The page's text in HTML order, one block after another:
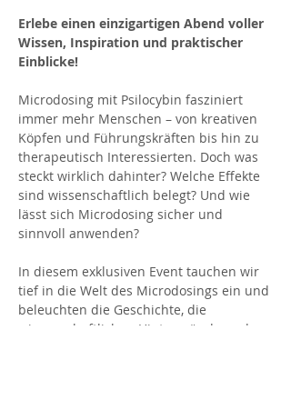
Erlebe einen einzigartigen Abend voller
Wissen, Inspiration und praktischer
Einblicke!
Microdosing mit Psilocybin fasziniert
immer mehr Menschen – von kreativen
Köpfen und Führungskräften bis hin zu
therapeutisch Interessierten. Doch was
steckt wirklich dahinter? Welche Effekte
sind wissenschaftlich belegt? Und wie
lässt sich Microdosing sicher und
sinnvoll anwenden?
In diesem exklusiven Event tauchen wir
tief in die Welt des Microdosings ein und
beleuchten die Geschichte, die
wissenschaftlichen Hintergründe und